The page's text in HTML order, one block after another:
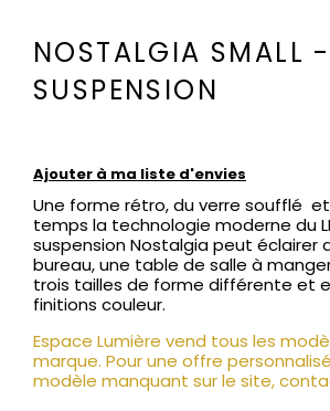
NOSTALGIA SMALL -
SUSPENSION
Ajouter à ma liste d'envies
Une forme rétro, du verre soufflé
temps la technologie moderne du
suspension Nostalgia peut éclairer
bureau, une table de salle à
trois tailles de forme différente et
finitions couleur.
Espace Lumière vend tous les
marque. Pour une offre
modèle manquant sur le site,